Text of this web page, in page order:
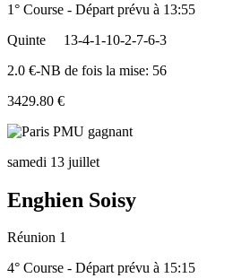
1° Course - Départ prévu à 13:55
Quinte
13-4-1-10-2-7-6-3
2.0 €-NB de fois la mise: 56
3429.80 €
samedi 13 juillet
Enghien Soisy
Réunion 1
4° Course - Départ prévu à 15:15